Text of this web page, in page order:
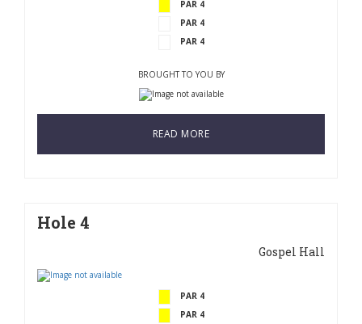
PAR 4
PAR 4
PAR 4
BROUGHT TO YOU BY
READ MORE
Hole 4
Gospel Hall
PAR 4
PAR 4